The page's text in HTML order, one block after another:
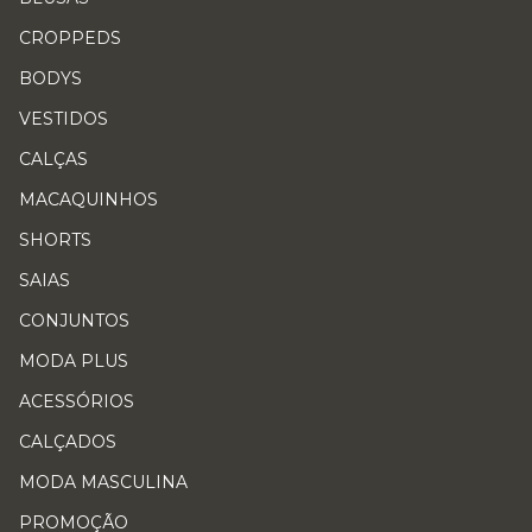
CROPPEDS
BODYS
VESTIDOS
CALÇAS
MACAQUINHOS
SHORTS
SAIAS
CONJUNTOS
MODA PLUS
ACESSÓRIOS
CALÇADOS
MODA MASCULINA
PROMOÇÃO